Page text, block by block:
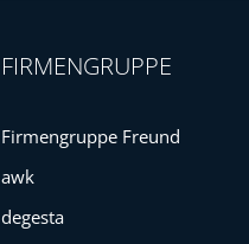
FIRMENGRUPPE
Firmengruppe Freund
awk
degesta